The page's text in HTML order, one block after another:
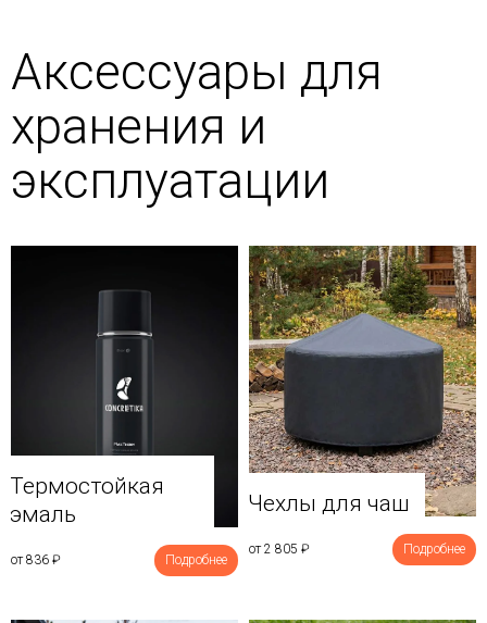
Аксессуары для
хранения и
эксплуатации
Термостойкая
эмаль
от 836 ₽ Подробнее
Чехлы для чаш
от 2 805 ₽ Подробнее